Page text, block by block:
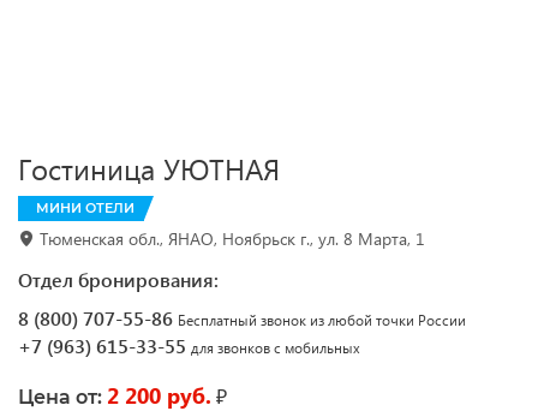
Гостиница УЮТНАЯ
МИНИ ОТЕЛИ
Тюменская обл., ЯНАО, Ноябрьск г., ул. 8 Марта, 1
Отдел бронирования:
8 (800) 707-55-86 Бесплатный звонок из любой точки России
+7 (963) 615-33-55 для звонков с мобильных
Цена от: 2 200 руб. ₽